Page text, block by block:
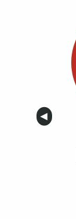
Anterior
◀︎